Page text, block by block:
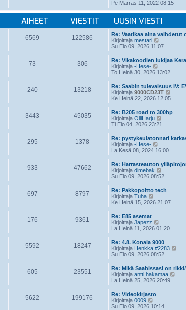
t
v
i
s
t
i
u
s
v
i
t
i
t
u
s
v
i
t
Pe Marras 11, 2022 08:15
AIHEET VIESTIT UUSIN VIESTI
6569 122586
Re: Vaatikaa aina vaihdetut
Kirjoittaja mestari
ä
t
ä
u
u
s
i
n
v
i
e
s
t
Su Elo 09, 2026 11:07
73 306
Re: Vikakoodien lukijaa
Kirjoittaja -Hese-
ä
t
ä
u
u
s
i
n
v
i
e
t
To Heinä 30, 2026 13:02
240 13218
Re: Saabin tulevaisuus IV:
Kirjoittaja 9000CD23T
ä
s
i
i
e
Ke Heinä 22, 2026 12:05
3443 45035
Re: B205 road to 300hp
Kirjoittaja OlliHarju
ä
u
u
s
i
v
i
e
t
Ti Elo 04, 2026 23:21
295 1378
Re: pystykeulatonnari
Kirjoittaja -Hese-
ä
ä
u
u
s
i
v
i
s
t
La Kesä 08, 2024 16:00
933 47662
Re: Harrasteauton
Kirjoittaja dimebak
ä
t
ä
u
u
s
v
i
e
s
t
Su Elo 09, 2026 08:52
697 8797
Re: Pakkopoltto tech
Kirjoittaja Tuha
ä
ä
u
u
s
i
n
v
i
e
s
t
Ke Heinä 15, 2026 21:07
176 9361
Re: E85 asemat
Kirjoittaja Japezz
ä
t
ä
u
u
s
i
n
v
i
t
La Heinä 11, 2026 01:20
5592 18247
Re: 4.8. Konala 9000
Kirjoittaja Henkka #2283
t
ä
s
Su Elo 09, 2026 08:52
605 23551
Re: Mikä Saabissasi on
Kirjoittaja antti.hakamaa
La Heinä 25, 2026 20:49
5622 199176
Re: Videokirjasto
Kirjoittaja 0009
ä
Su Elo 09, 2026 10:14